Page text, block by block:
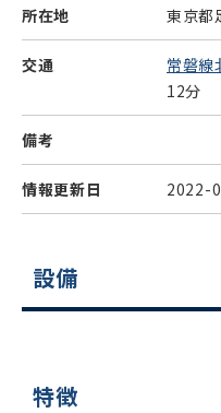
所在地 東京都
交通 常磐線
12分
備考
情報更新日 2022-
設備
特徴